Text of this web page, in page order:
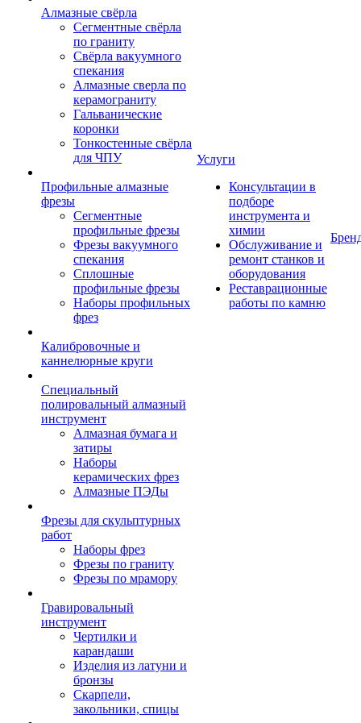
Алмазные свёрла
Сегментные свёрла
по граниту
Свёрла вакуумного
спекания
Алмазные сверла по
керамограниту
Гальванические
коронки
Тонкостенные свёрла
для ЧПУ
Профильные алмазные
фрезы
Сегментные
профильные фрезы
Фрезы вакуумного
спекания
Сплошные
профильные фрезы
Наборы профильных
фрез
Калибровочные и
каннелюрные круги
Специальный
полировальный алмазный
инструмент
Алмазная бумага и
затиры
Наборы
керамических фрез
Алмазные ПЭДы
Фрезы для скульптурных
работ
Наборы фрез
Фрезы по граниту
Фрезы по мрамору
Гравировальный
инструмент
Чертилки и
карандаши
Изделия из латуни и
бронзы
Скарпели,
закольники, спицы
Услуги
Консультации в
подборе
инструмента и
химии
Обслуживание и
ремонт станков и
оборудования
Реставрационные
работы по камню